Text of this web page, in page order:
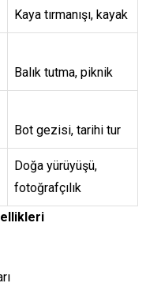
Kaya tırmanışı, kayak
Balık tutma, piknik
Bot gezisi, tarihi tur
Doğa yürüyüşü,
fotoğrafçılık